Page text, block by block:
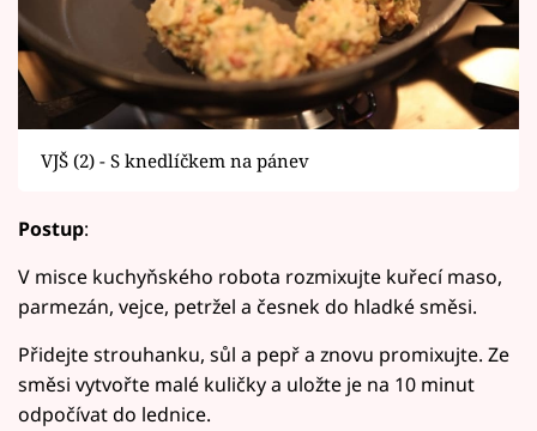
VJŠ (2) - S knedlíčkem na pánev
Postup:
V misce kuchyňského robota rozmixujte kuřecí maso,
parmezán, vejce, petržel a česnek do hladké směsi.
Přidejte strouhanku, sůl a pepř a znovu promixujte. Ze
směsi vytvořte malé kuličky a uložte je na 10 minut
odpočívat do lednice.